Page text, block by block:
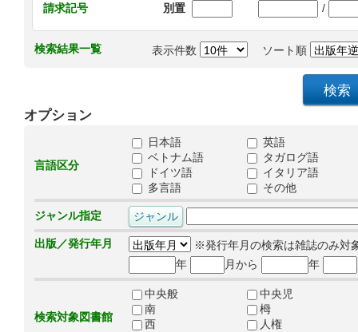
請求記号
別置 /
検索結果一覧 表示件数 ソート順
オプション
言語区分
日本語
英語
ベトナム語
タガログ語
ドイツ語
イタリア語
多言語
その他
ジャンル指定
出版／発行年月
※発行年月の検索は雑誌のみ対
年
月から 年
検索対象図書館
中央般
中央児
南
栂
西
人権